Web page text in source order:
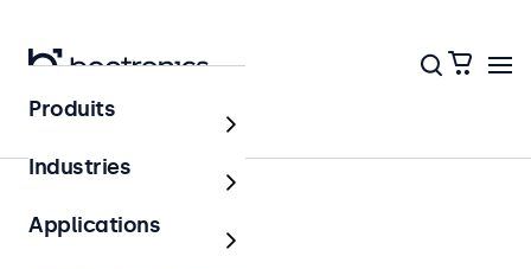
Produits
Industries
Applications